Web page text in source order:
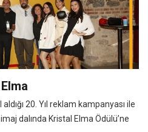
20. Yıl reklam kampanyası ile
dalında Kristal Elma Ödülü’ne